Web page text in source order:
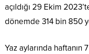
açıldığı 29 Ekim
dönemde 314 bin 850
Yaz aylarında haftanın